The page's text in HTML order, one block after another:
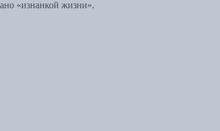
«изнанкой жизни».